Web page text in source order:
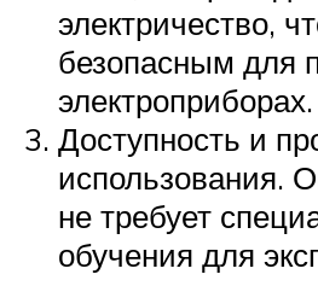
электричество,
безопасным для
электроприборах.
Доступность и
использования.
не требует
обучения для